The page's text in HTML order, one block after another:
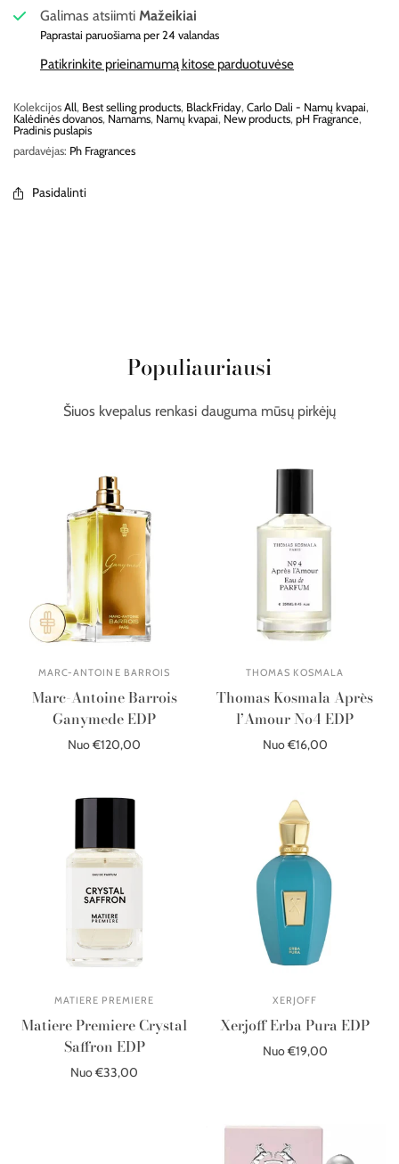
Galimas atsiimtiMažeikiai
Paprastai paruošiama per 24 valandas
Patikrinkite prieinamumą kitose parduotuvėse
KolekcijosAll, Best selling products, BlackFriday, Carlo Dali - Namų kvapai,
Kalėdinės dovanos, Namams, Namų kvapai, New products, pH Fragrance,
Pradinis puslapis
pardavėjas: Ph Fragrances
Pasidalinti
Populiauriausi
Šiuos kvepalus renkasi dauguma mūsų pirkėjų
MARC-ANTOINE BARROIS
Marc-Antoine Barrois
Ganymede EDP
Nuo €120,00
THOMAS KOSMALA
Thomas Kosmala Après
l’Amour No4 EDP
Nuo €16,00
MATIERE PREMIERE
Matiere Premiere Crystal
Saffron EDP
Nuo €33,00
XERJOFF
Xerjoff Erba Pura EDP
Nuo €19,00